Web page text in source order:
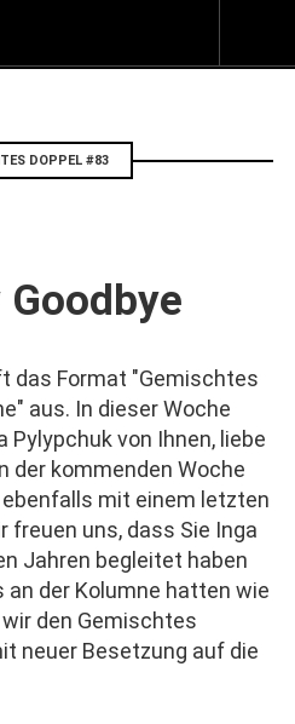
DOPPEL #83
das Format "Gemischtes
aus. In dieser Woche
von Ihnen, liebe
der kommenden Woche
mit einem letzten
freuen uns, dass Sie Inga
Jahren begleitet haben
an der Kolumne hatten wie
den Gemischtes
neuer Besetzung auf die